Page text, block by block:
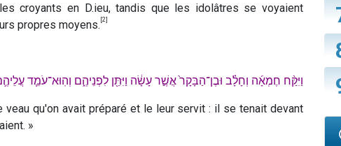
croyants en D.ieu, tandis que les idolâtres se voyaient
propres moyens. [2]
וַיִּקַּ֨ח חֶמְאָ֜ה וְחָלָ֗ב וּבֶן־הַבָּקָר֙ אֲשֶׁ֣ר עָשָׂ֔ה וַיִּתֵּ֖ן לִפְנֵיהֶ֑ם וְהֽוּא־עֹמֵ֧ד עֲלֵיהֶ֛ם
qu'on avait préparé et le leur servit : il se tenait devant
»